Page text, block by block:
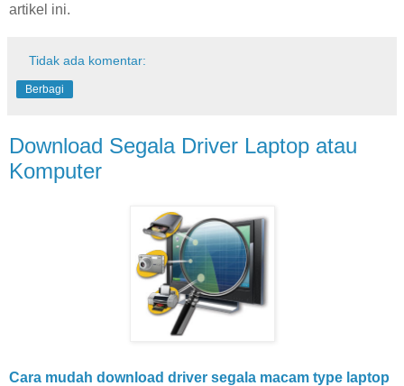
artikel ini.
Tidak ada komentar:
Berbagi
Download Segala Driver Laptop atau
Komputer
Cara mudah download driver segala macam type laptop